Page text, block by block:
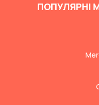
ПОПУЛЯРНІ